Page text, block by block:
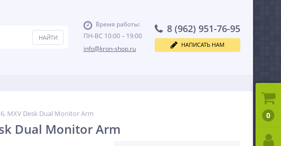
Время работы:
ПН-ВС 10:00 – 19:00
info@kron-shop.ru
8 (962) 951-76-95
НАПИСАТЬ НАМ
MXV Desk Dual Monitor Arm
Dual Monitor Arm
0